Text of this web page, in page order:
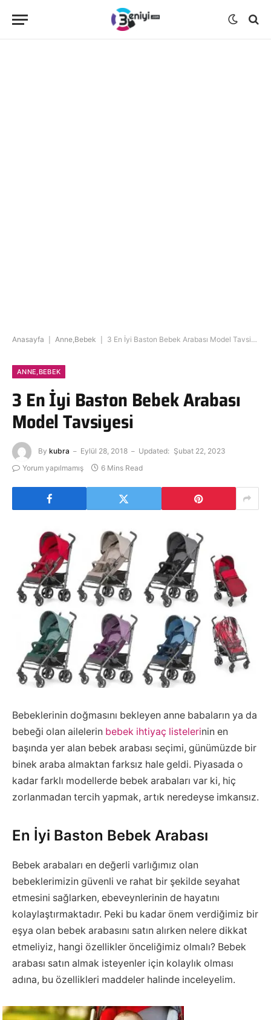
Anasayfa Anne,Bebek 3 En İyi Baston Bebek Arabası Model Tavsiyesi
ANNE,BEBEK
3 En İyi Baston Bebek Arabası
Model Tavsiyesi
By kubra Eylül 28, 2018 Updated: Şubat 22, 2023
Yorum yapılmamış
6 Mins Read
Bebeklerinin doğmasını bekleyen anne babaların ya da
bebeği olan ailelerin bebek ihtiyaç listelerinin en
başında yer alan bebek arabası seçimi, günümüzde bir
binek araba almaktan farksız hale geldi. Piyasada o
kadar farklı modellerde bebek arabaları var ki, hiç
zorlanmadan tercih yapmak, artık neredeyse imkansız.
En İyi Baston Bebek Arabası
Bebek arabaları en değerli varlığımız olan
bebeklerimizin güvenli ve rahat bir şekilde seyahat
etmesini sağlarken, ebeveynlerinin de hayatını
kolaylaştırmaktadır. Peki bu kadar önem verdiğimiz bir
eşya olan bebek arabasını satın alırken nelere dikkat
etmeliyiz, hangi özellikler önceliğimiz olmalı? Bebek
arabası satın almak isteyenler için kolaylık olması
adına, bu özellikleri maddeler halinde inceleyelim.